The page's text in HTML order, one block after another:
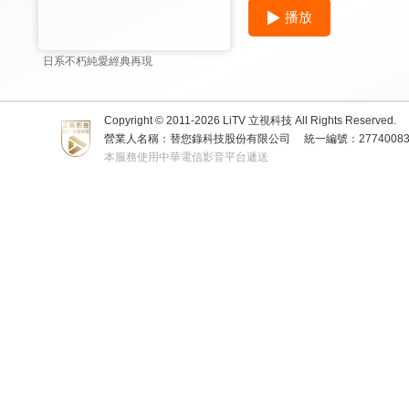
日系不朽純愛經典再現
播放
Copyright © 2011-2026 LiTV 立視科技 All Rights Reserved.
營業人名稱：替您錄科技股份有限公司
統一編號：
本服務使用中華電信影音平台遞送